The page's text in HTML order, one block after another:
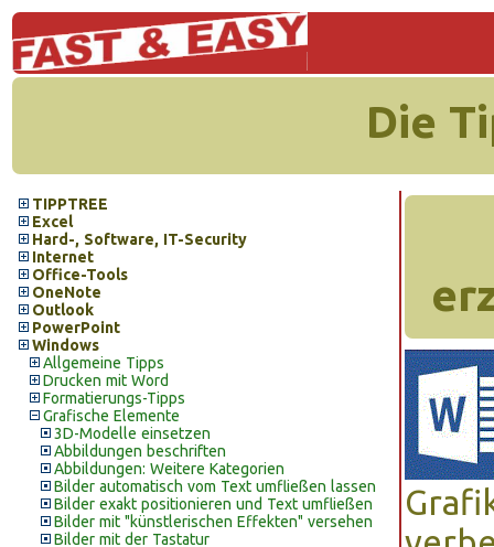
Die
TIPPTREE
Excel
Hard-, Software, IT-Security
Internet
Office-Tools
OneNote
Outlook
PowerPoint
Windows
Allgemeine Tipps
Drucken mit Word
Formatierungs-Tipps
Grafische Elemente
3D-Modelle einsetzen
Abbildungen beschriften
Abbildungen: Weitere Kategorien
Bilder automatisch vom Text umfließen lassen
Bilder exakt positionieren und Text umfließen
Bilder mit "künstlerischen Effekten" versehen
Bilder mit der Tastatur